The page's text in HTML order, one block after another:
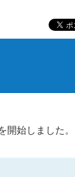
始しました。